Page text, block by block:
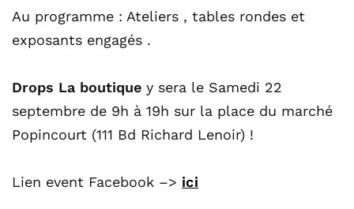
Au programme : Ateliers , tables rondes et
exposants engagés .
Drops La boutique y sera le Samedi 22
septembre de 9h à 19h sur la place du marché
Popincourt (111 Bd Richard Lenoir) !
Lien event Facebook –> ici